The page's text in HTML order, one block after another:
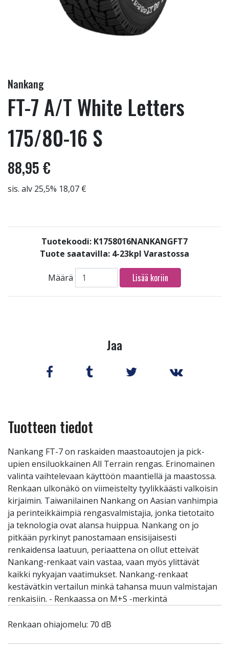
Nankang
FT-7 A/T White Letters
175/80-16 S
88,95 €
sis. alv 25,5% 18,07 €
Tuotekoodi: K1758016NANKANGFT7
Tuote saatavilla: 4-23kpl Varastossa
Määrä Lisää koriin
Jaa
Tuotteen tiedot
Nankang FT-7 on raskaiden maastoautojen ja pick-
upien ensiluokkainen All Terrain rengas. Erinomainen
valinta vaihtelevaan käyttöön maantiellä ja maastossa.
Renkaan ulkonäkö on viimeistelty tyylikkäästi valkoisin
kirjaimin. Taiwanilainen Nankang on Aasian vanhimpia
ja perinteikkäimpiä rengasvalmistajia, jonka tietotaito
ja teknologia ovat alansa huippua. Nankang on jo
pitkään pyrkinyt panostamaan ensisijaisesti
renkaidensa laatuun, periaattena on ollut etteivät
Nankang-renkaat vain vastaa, vaan myös ylittävät
kaikki nykyajan vaatimukset. Nankang-renkaat
kestävätkin vertailun minkä tahansa muun valmistajan
renkaisiin. - Renkaassa on M+S -merkintä
Renkaan ohiajomelu: 70 dB